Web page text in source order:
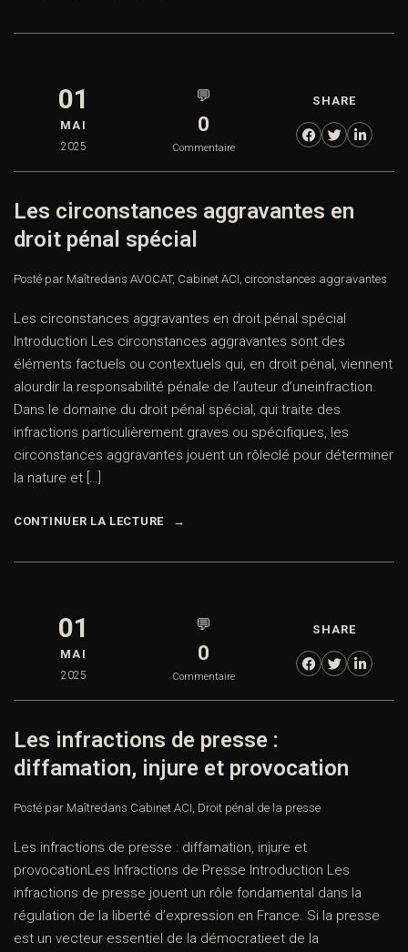
01
MAI
2025
💬
0
Commentaire
SHARE
Les circonstances aggravantes en
droit pénal spécial
Posté par Maîtredans AVOCAT, Cabinet ACI, circonstances aggravantes
Les circonstances aggravantes en droit pénal spécial
Introduction Les circonstances aggravantes sont des
éléments factuels ou contextuels qui, en droit pénal, viennent
alourdir la responsabilité pénale de l’auteur d’uneinfraction.
Dans le domaine du droit pénal spécial, qui traite des
infractions particulièrement graves ou spécifiques, les
circonstances aggravantes jouent un rôleclé pour déterminer
la nature et […]
CONTINUER LA LECTURE
01
MAI
2025
💬
0
Commentaire
SHARE
Les infractions de presse :
diffamation, injure et provocation
Posté par Maîtredans Cabinet ACI, Droit pénal de la presse
Les infractions de presse : diffamation, injure et
provocationLes Infractions de Presse Introduction Les
infractions de presse jouent un rôle fondamental dans la
régulation de la liberté d’expression en France. Si la presse
est un vecteur essentiel de la démocratieet de la